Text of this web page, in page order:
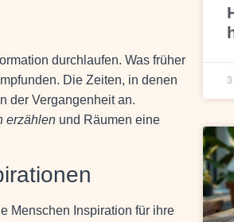
3
durchlaufen. Was früher
Die Zeiten, in denen
der Vergangenheit an.
erzählen und Räumen eine
Menschen Inspiration für ihre